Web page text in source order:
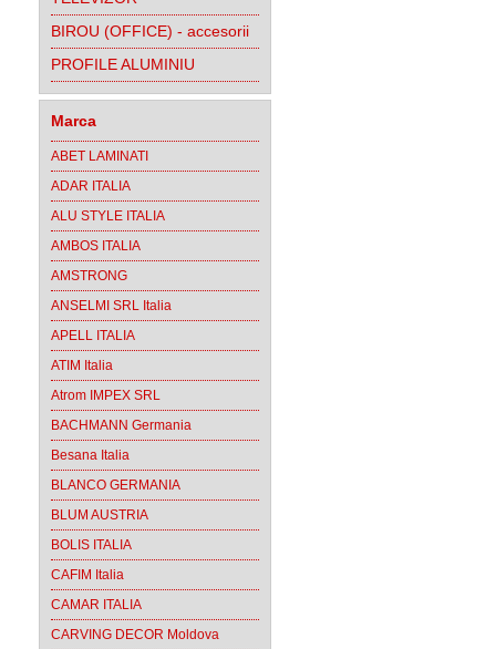
BIROU (OFFICE) - accesorii
PROFILE ALUMINIU
Marca
ABET LAMINATI
ADAR ITALIA
ALU STYLE ITALIA
AMBOS ITALIA
AMSTRONG
ANSELMI SRL Italia
APELL ITALIA
ATIM Italia
Atrom IMPEX SRL
BACHMANN Germania
Besana Italia
BLANCO GERMANIA
BLUM AUSTRIA
BOLIS ITALIA
CAFIM Italia
CAMAR ITALIA
CARVING DECOR Moldova